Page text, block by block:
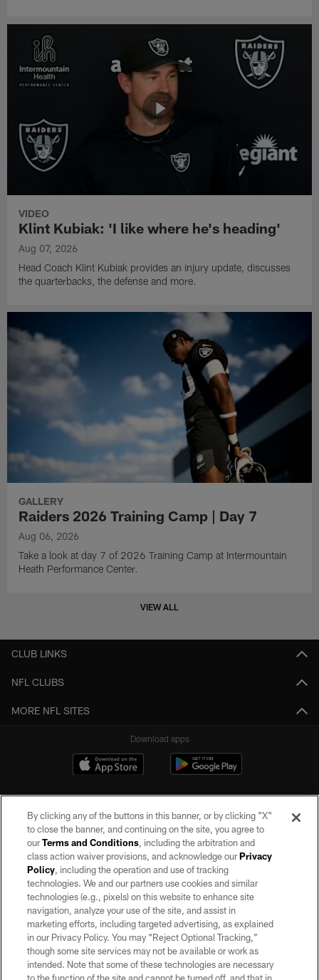
VIDEO
Klint Kubiak: 'I like where he's heading'
Aug 07, 2026
Head Coach Klint Kubiak provides an injury update, discusses
the quarterbacks, the defense and more.
GALLERY
Raiders 2026 Training Camp | Day 7
Aug 06, 2026
Take a look at day 7 of 2026 Training Camp at Intermountain
Heath Performance Center.
VIEW ALL
CLUB LINKS
NFL CLUBS
MORE NFL SITES
Download apps
©2026 by the Las Vegas Raiders. All rights reserved. No portion of this site
may be reproduced without the express written permission of the Las Vegas
Raiders.
PRIVACY POLICY
TERMS OF SERVICE
ACCESSIBILITY
By clicking any of the buttons in this banner, or by clicking "X"
to close the banner, and continuing on the site, you agree to
ourTerms and Conditions, including the arbitration and
class action waiver provisions, and acknowledge ourPrivacy
Policy, including the operation and use of tracking
technologies. We and our partners use cookies and similar
technologies (e.g., pixels) on this website to enhance site
navigation, analyze your use of the site, and assist in
marketing efforts, including targeted advertising, as explained
in our Privacy Policy. You may “Reject Optional Tracking,”
though some site services may not be available or work as
intended. Note that some of these technologies are necessary